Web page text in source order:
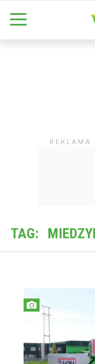
TAG: